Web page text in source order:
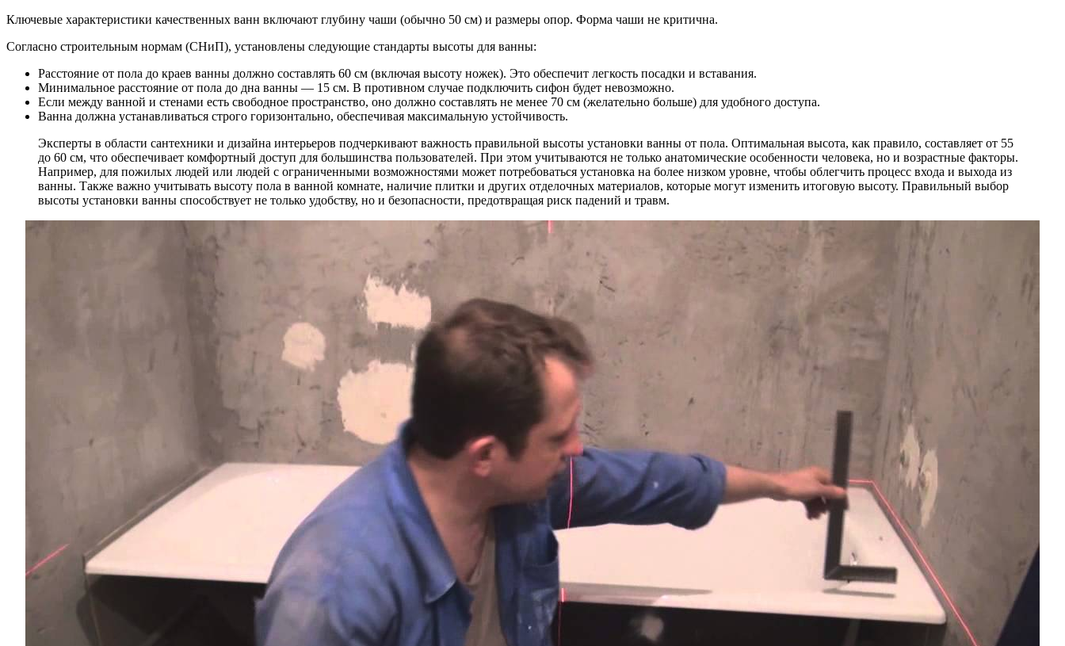
Ключевые характеристики качественных ванн включают глубину чаши (обычно 50 см) и размеры опор. Форма чаши не критична.
Согласно строительным нормам (СНиП), установлены следующие стандарты высоты для ванны:
Расстояние от пола до краев ванны должно составлять 60 см (включая высоту ножек). Это обеспечит легкость посадки и вставания.
Минимальное расстояние от пола до дна ванны — 15 см. В противном случае подключить сифон будет невозможно.
Если между ванной и стенами есть свободное пространство, оно должно составлять не менее 70 см (желательно больше) для удобного доступа.
Ванна должна устанавливаться строго горизонтально, обеспечивая максимальную устойчивость.
Эксперты в области сантехники и дизайна интерьеров подчеркивают важность правильной высоты установки ванны от пола. Оптимальная высота, как правило, составляет от 55
до 60 см, что обеспечивает комфортный доступ для большинства пользователей. При этом учитываются не только анатомические особенности человека, но и возрастные факторы.
Например, для пожилых людей или людей с ограниченными возможностями может потребоваться установка на более низком уровне, чтобы облегчить процесс входа и выхода из
ванны. Также важно учитывать высоту пола в ванной комнате, наличие плитки и других отделочных материалов, которые могут изменить итоговую высоту. Правильный выбор
высоты установки ванны способствует не только удобству, но и безопасности, предотвращая риск падений и травм.